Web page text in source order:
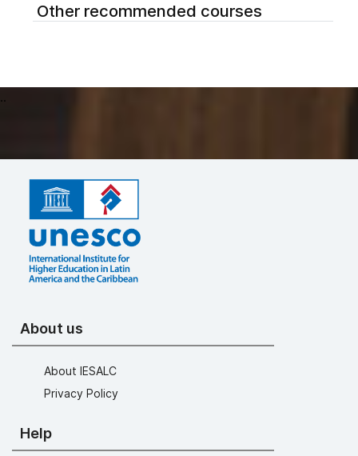
Other recommended courses
..
About us
About IESALC
Privacy Policy
Help